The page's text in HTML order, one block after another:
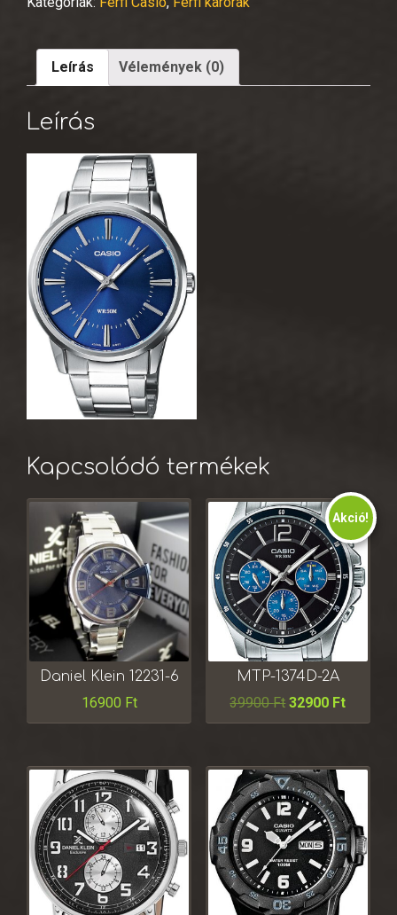
Leírás Vélemények (0)
Leírás
Kapcsolódó termékek
Daniel Klein 12231-6
16900 Ft
Akció!
MTP-1374D-2A
39900Ft 32900 Ft